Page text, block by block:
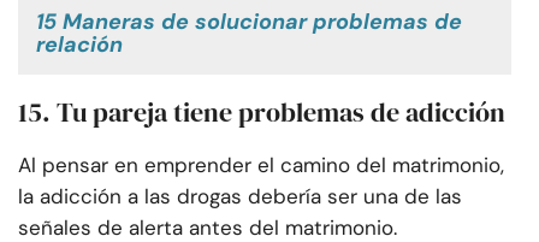
15 Maneras de solucionar problemas de
relación
15. Tu pareja tiene problemas de adicción
Al pensar en emprender el camino del matrimonio,
la adicción a las drogas debería ser una de las
señales de alerta antes del matrimonio.